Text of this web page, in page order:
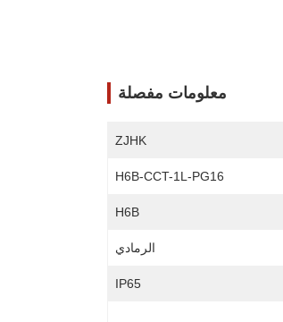
معلومات مفصلة
ZJHK
H6B-CCT-1L-PG16
H6B
الرمادي
IP65